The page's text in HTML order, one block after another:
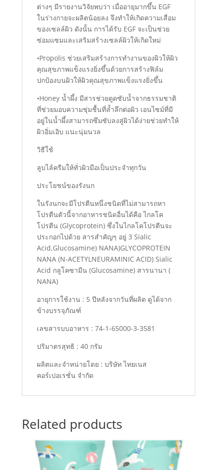
ต่างๆ มีรายงานวิจัยพบว่า เมื่ออายุมากขึ้น EGF
ในร่างกายจะผลิตน้อยลง จึงทำให้เกิดความเสื่อม
ของเซลล์ผิว ดังนั้น การได้รับ EGF จะเป็นช่วย
ซ่อมแซมและเสริมสร้างเซลล์ผิวให้เกิดใหม่
•Propolis ช่วยเสริมสร้างการทำงานของผิวให้ผิว
คุณสุขภาพแข็งแรงยิ่งขึ้นด้วยการสร้างฟิล์ม
ปกป้องบนผิวให้ผิวคุณสุขภาพแข็งแรงยิ่งขึ้น
•Honey น้ำผึ้ง มีสารช่วยดูดซับน้ำจากธรรมชาติ
ที่ช่วยมอบความชุ่มชื้นที่ล้ำลึกต่อผิว เอนไซม์ที่มี
อยู่ในน้ำผึ้งสามารถซึมซับลงสู่ผิวได้ง่ายช่วยทำให้
ผิวอิ่มเอิบ แนะนุ่มนวล
วิธีใช้
ลูบไล้ครีมให้ทั่วผิวมือเป็นประจำทุกวัน
ประโยชน์ของรังนก
ในรังนกจะมีโปรตีนหนึ่งชนิดที่ไม่สามารถหา
โปรตีนตัวนี้จากอาหารชนิดอื่นได้คือ ไกลโค
โปรตีน (Glycoprotein) ซึ่งในไกลโคโปรตีนจะ
ประกอกไปด้วย สารสำคัญๆ อยู่ 3 Sialic
Acid,Glucosamine) NANA)GLYCOPROTEIN
NANA (N-ACETYLNEURAMINIC ACID) Sialic
Acid กลูโคซามีน (Glucosamine) สารนานา (
NANA)
อายุการใช้งาน : 5 ปีหลังจากวันที่ผลิต ดูได้จาก
ข้างบรรจุภัณฑ์
เลขสารบบอาหาร : 74-1-65000-3-3581
ปริมาตรสุทธิ : 40 กรัม
ผลิตและจำหน่ายโดย : บริษัท ไทยเนส
คอร์เปอเรชั่น จำกัด
Related products